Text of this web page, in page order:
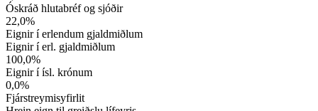
Óskráð hlutabréf og sjóðir
22,0%
Eignir í erlendum gjaldmiðlum
Eignir í erl. gjaldmiðlum
100,0%
Eignir í ísl. krónum
0,0%
Fjárstreymisyfirlit